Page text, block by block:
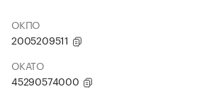
ОКПО
2005209511
ОКАТО
45290574000